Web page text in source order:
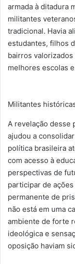
armada à ditadura
militantes
tradicional. Havia
estudantes, filhos
bairros
melhores escolas
Militantes
A revelação desse
ajudou a
política brasileira
com acesso à
perspectivas de
participar de
permanente de
não está em uma
ambiente de forte
ideológica e
oposição haviam